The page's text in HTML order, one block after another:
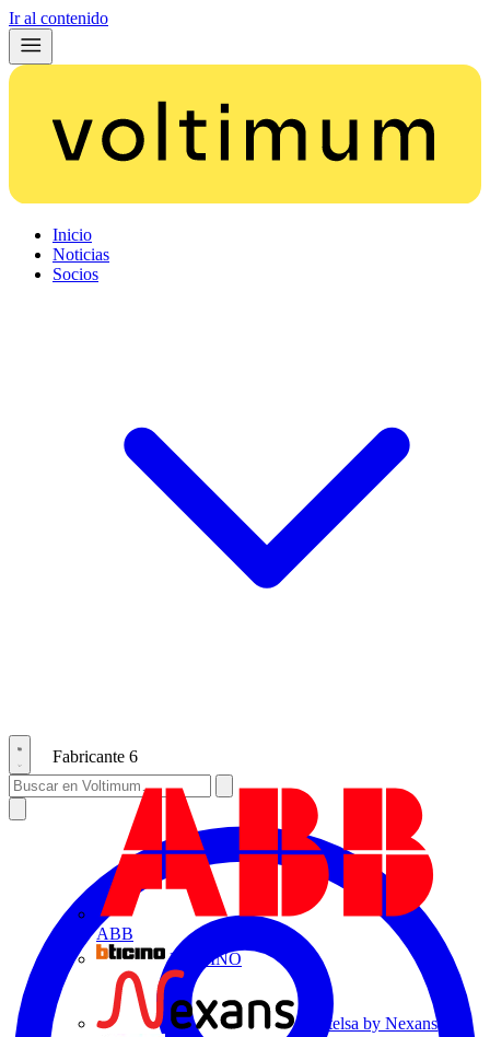
Ir al contenido
Inicio
Noticias
Socios
Fabricante 6
ABB
BTICINO
Centelsa by Nexans